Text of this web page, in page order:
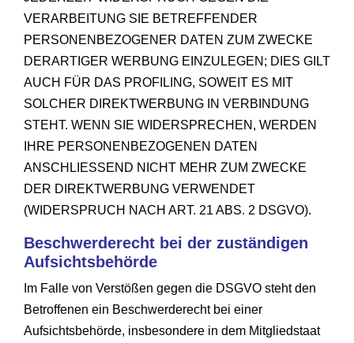
VERARBEITUNG SIE BETREFFENDER
PERSONENBEZOGENER DATEN ZUM ZWECKE
DERARTIGER WERBUNG EINZULEGEN; DIES GILT
AUCH FÜR DAS PROFILING, SOWEIT ES MIT
SOLCHER DIREKTWERBUNG IN VERBINDUNG
STEHT. WENN SIE WIDERSPRECHEN, WERDEN
IHRE PERSONENBEZOGENEN DATEN
ANSCHLIESSEND NICHT MEHR ZUM ZWECKE
DER DIREKTWERBUNG VERWENDET
(WIDERSPRUCH NACH ART. 21 ABS. 2 DSGVO).
Beschwerde­recht bei der zuständigen
Aufsichts­behörde
Im Falle von Verstößen gegen die DSGVO steht den
Betroffenen ein Beschwerderecht bei einer
Aufsichtsbehörde, insbesondere in dem Mitgliedstaat